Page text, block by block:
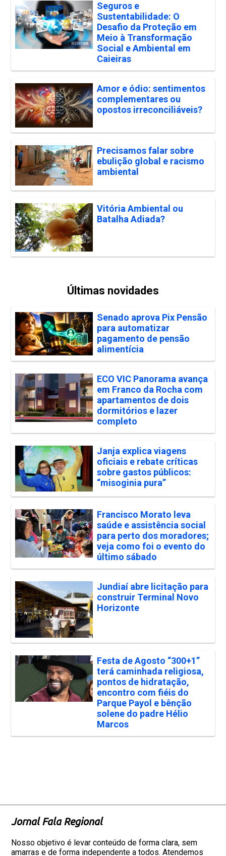
Seguros e
Sustentabilidade: O
Desafio da Proteção em
Meio à Transformação
Social e Ambiental em
Caieiras
Amor e ódio: sentimentos
complementares ou
opostos irreconciliáveis?
Precisamos falar sobre
ebulição global e racismo
ambiental
Vitória Ambiental ou
Batalha Adiada?
Últimas novidades
Senado aprova Pix Pensão
para automatizar
pagamento de pensão
alimentícia
ECO VIC Panorama avança
em Franco da Rocha com
apartamentos de dois
dormitórios e lazer
completo
Janja explica viagens
oficiais e rebate críticas
sobre gastos públicos:
“misoginia pura”
Francisco Morato leva
saúde e assistência social
para perto dos moradores;
veja como foi o evento do
último sábado
Jundiaí abre licitação para
construir Terminal Novo
Horizonte
Festa de Agosto “300+1”
terá caminhada religiosa,
pontos de hidratação,
encontro com fiéis do
Parque Payol e bênção
solene do padre Hélio
Marcos
Jornal Fala Regional
Nosso objetivo é levar conteúdo de forma clara, sem
amarras e de forma independente a todos. Atendemos